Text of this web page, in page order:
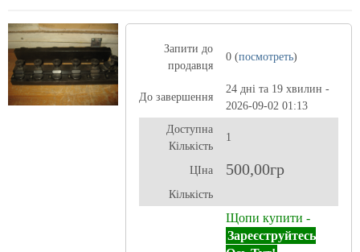
Запити до
продавця
0 (посмотреть)
До завершення
24 дні та 19 хвилин -
2026-09-02 01:13
Доступна
Кількість
1
ЦІна 500,00гр
Кількість
Щопи купити -
Зареєструйтесь